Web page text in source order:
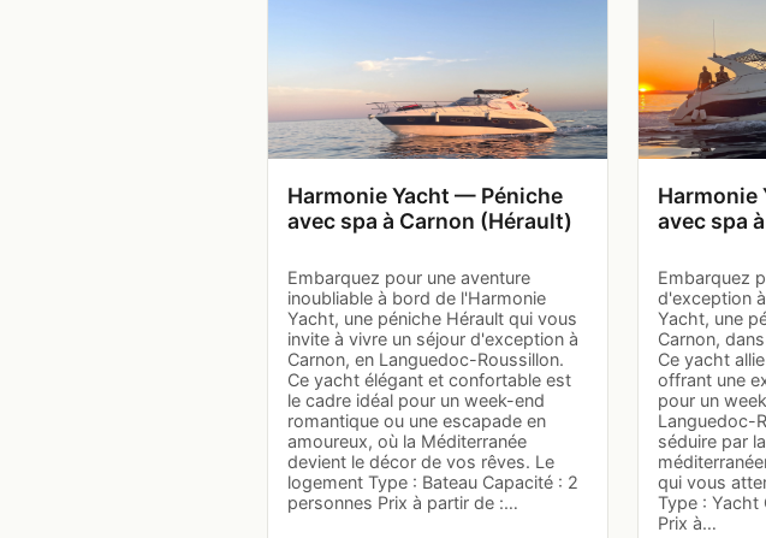
Harmonie Yacht — Péniche
avec spa à Carnon (Hérault)
Embarquez pour une aventure
inoubliable à bord de l'Harmonie
Yacht, une péniche Hérault qui vous
invite à vivre un séjour d'exception à
Carnon, en Languedoc-Roussillon.
Ce yacht élégant et confortable est
le cadre idéal pour un week-end
romantique ou une escapade en
amoureux, où la Méditerranée
devient le décor de vos rêves. Le
logement Type : Bateau Capacité : 2
personnes Prix à partir de :…
Harmonie
avec spa
Embarquez
d'exception
Yacht, une
Carnon,
Ce yacht
offrant une
pour un
Languedoc-
séduire par
qui vous
Type : Yacht
Prix à…